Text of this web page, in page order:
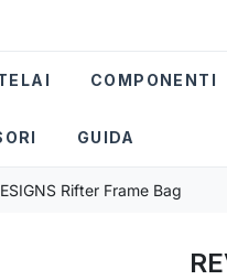
COMPONENTI
GUIDA
Rifter Frame Bag